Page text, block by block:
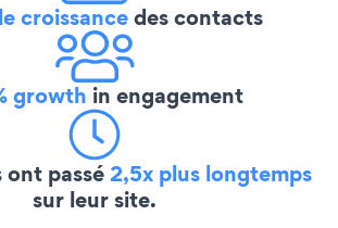
croissancedes contacts
growth in engagement
ont passé2,5x plus longtemps
sur leur site.